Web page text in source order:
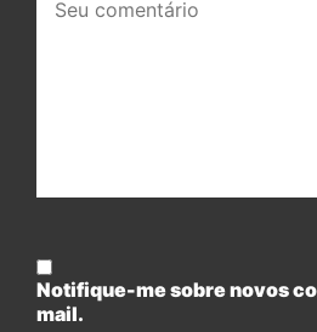
comentário:
Notifique-me sobre novos
mail.